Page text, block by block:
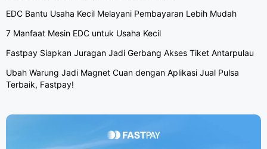
EDC Bantu Usaha Kecil Melayani Pembayaran Lebih Mudah
7 Manfaat Mesin EDC untuk Usaha Kecil
Fastpay Siapkan Juragan Jadi Gerbang Akses Tiket Antarpulau
Ubah Warung Jadi Magnet Cuan dengan Aplikasi Jual Pulsa
Terbaik, Fastpay!